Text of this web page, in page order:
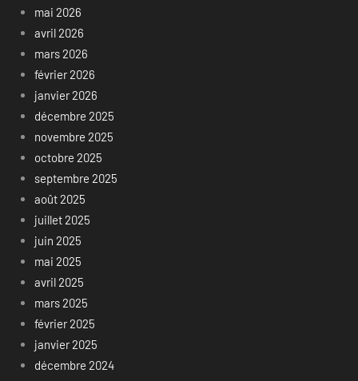
mai 2026
avril 2026
mars 2026
février 2026
janvier 2026
décembre 2025
novembre 2025
octobre 2025
septembre 2025
août 2025
juillet 2025
juin 2025
mai 2025
avril 2025
mars 2025
février 2025
janvier 2025
décembre 2024